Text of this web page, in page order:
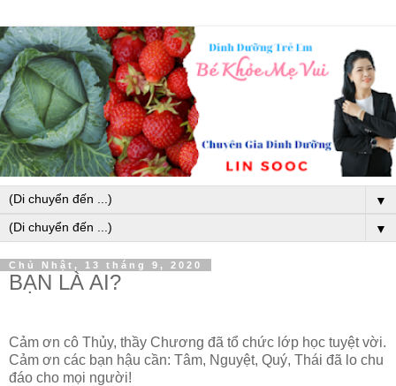
▼
▼
Chủ Nhật, 13 tháng 9, 2020
BẠN LÀ AI?
Cảm ơn cô Thủy, thầy Chương đã tổ chức lớp học tuyệt vời.
Cảm ơn các bạn hậu cần: Tâm, Nguyệt, Quý, Thái đã lo chu
đáo cho mọi người!